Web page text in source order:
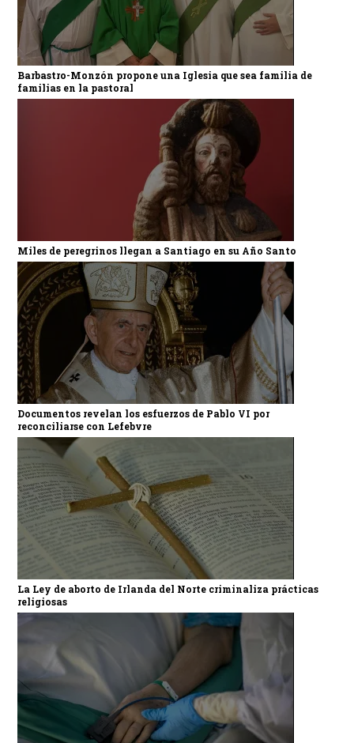
Barbastro-Monzón propone una Iglesia que sea familia de
familias en la pastoral
Miles de peregrinos llegan a Santiago en su Año Santo
Documentos revelan los esfuerzos de Pablo VI por
reconciliarse con Lefebvre
La Ley de aborto de Irlanda del Norte criminaliza prácticas
religiosas